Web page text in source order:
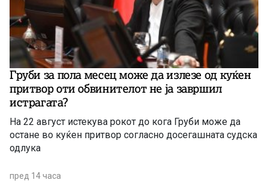
Груби за пола месец може да излезе од куќен
притвор оти обвинителот не ја завршил
истрагата?
На 22 август истекува рокот до кога Груби може да
остане во куќен притвор согласно досегашната судска
одлука
пред 14 часа